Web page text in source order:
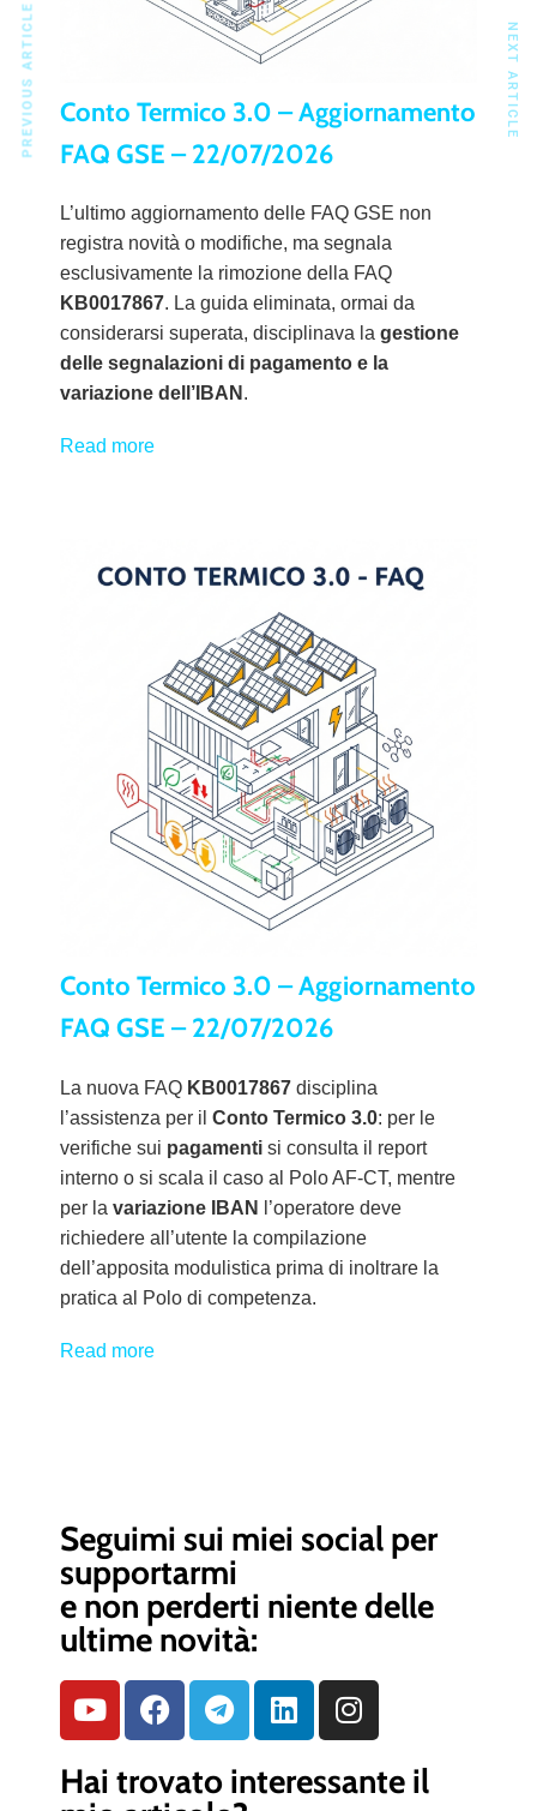
Conto Termico 3.0 – Aggiornamento
FAQ GSE – 22/07/2026
L’ultimo aggiornamento delle FAQ GSE non
registra novità o modifiche, ma segnala
esclusivamente la rimozione della FAQ
KB0017867. La guida eliminata, ormai da
considerarsi superata, disciplinava la gestione
delle segnalazioni di pagamento e la
variazione dell’IBAN .
Read more
Conto Termico 3.0 – Aggiornamento
FAQ GSE – 22/07/2026
La nuova FAQ KB0017867 disciplina
l’assistenza per il Conto Termico 3.0: per le
verifiche sui pagamenti si consulta il report
interno o si scala il caso al Polo AF-CT, mentre
per la variazione IBAN
l’operatore deve
richiedere all’utente la compilazione
dell’apposita modulistica prima di inoltrare la
pratica al Polo di competenza.
Read more
Seguimi sui miei social per
supportarmi
e non perderti niente delle
ultime novità:
Hai trovato interessante il
PREVIOUS ARTICLE NEXT ARTICLE